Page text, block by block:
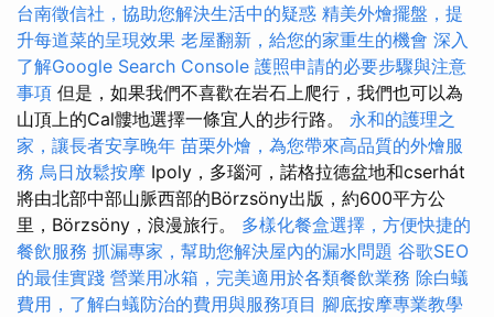
台南徵信社，協助您解決生活中的疑惑 精美外燴擺盤，提
升每道菜的呈現效果 老屋翻新，給您的家重生的機會 深入
了解Google Search Console 護照申請的必要步驟與注意
事項 但是，如果我們不喜歡在岩石上爬行，我們也可以為
山頂上的Cal髏地選擇一條宜人的步行路。 永和的護理之
家，讓長者安享晚年 苗栗外燴，為您帶來高品質的外燴服
務 烏日放鬆按摩 Ipoly，多瑙河，諾格拉德盆地和cserhát
將由北部中部山脈西部的Börzsöny出版，約600平方公
里，Börzsöny，浪漫旅行。 多樣化餐盒選擇，方便快捷的
餐飲服務 抓漏專家，幫助您解決屋內的漏水問題 谷歌SEO
的最佳實踐 營業用冰箱，完美適用於各類餐飲業務 除白蟻
費用，了解白蟻防治的費用與服務項目 腳底按摩專業教學